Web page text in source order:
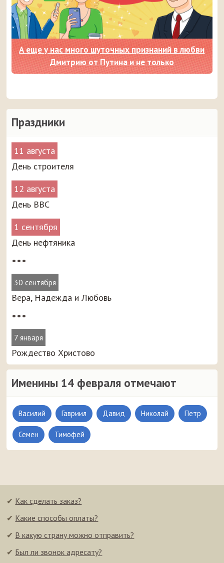
Праздники
11 августа
День строителя
12 августа
День ВВС
1 сентября
День нефтяника
•••
30 сентября
Вера, Надежда и Любовь
•••
7 января
Рождество Христово
Именины 14 февраля отмечают
Василий Гавриил Давид Николай Петр
Семен Тимофей
А еще у нас много шуточных признаний в любви
Дмитрию от Путина и не только
✔ Как сделать заказ?
✔ Какие способы оплаты?
✔ В какую страну можно отправить?
✔ Был ли звонок адресату?